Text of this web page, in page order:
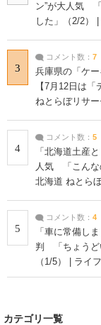
ン”が大人気
した」（2/2）
3
コメント数： 7
兵庫県の「ケ
【7月12日は
ねとらぼリサ
4
コメント数： 5
「北海道土産
人気 「こんな
北海道 ねとら
5
コメント数： 4
「車に常備し
判 「ちょうど
（1/5） | ライ
カテゴリ一覧